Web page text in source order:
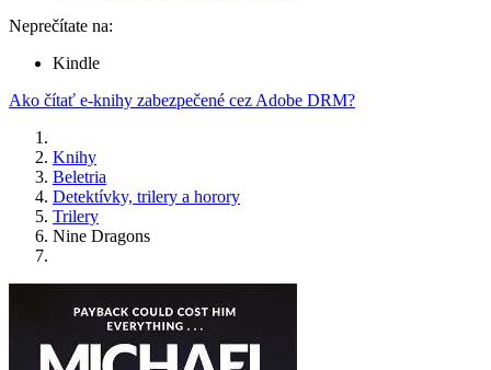
Neprečítate na:
Kindle
Ako čítať e-knihy zabezpečené cez Adobe DRM?
Knihy
Beletria
Detektívky, trilery a horory
Trilery
Nine Dragons